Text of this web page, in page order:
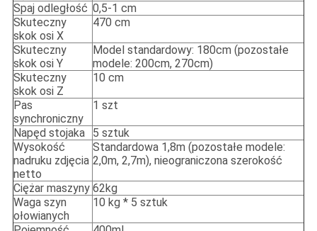
Spaj odległość 0,5-1 cm
Skuteczny
skok osi X
470 cm
Skuteczny
skok osi Y
Model standardowy: 180cm (pozostałe
modele: 200cm, 270cm)
Skuteczny
skok osi Z
10 cm
Pas
synchroniczny
1 szt
Napęd stojaka
5 sztuk
Wysokość
nadruku zdjęcia
netto
Standardowa 1,8m (pozostałe modele:
2,0m, 2,7m), nieograniczona szerokość
Ciężar maszyny 62kg
Waga szyn
ołowianych
10 kg * 5 sztuk